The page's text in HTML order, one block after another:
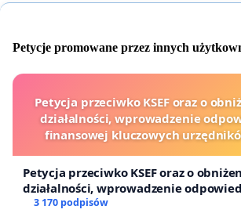
Petycje promowane przez innych
Petycja przeciwko KSEF oraz o
działalności, wprowadzenie
finansowej kluczowych
Petycja przeciwko KSEF oraz o
działalności, wprowadzenie
finansowej kluczowych urzędników i
3 170 podpisów